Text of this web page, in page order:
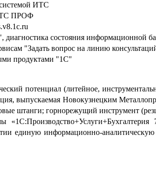
ИТС
ИТС ПРОФ
состояния информационной
"Задать вопрос на линию
продуктами "1С"
потенциал (литейное,
выпускаемая Новокузнецким
штанги; горнорежущий инструмент
единую информационно-